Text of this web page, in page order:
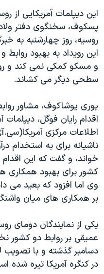
صفحه‌های ویژه
سفر پرزیدنت ترامپ به چین
این دیپلمات آمریکایی از
پسکوف، سخنگوی دفتر
روسیه، روز چهارشنبه به
این رویداد به بهبود
و مسکو کمکی نمی کند و
سطحی دیگر می کشاند.
یوری یوشاکوف، مشاور
اقدام رایان فوگل، دیپلمات
اطلاعات مرکزی
ناشیانه برای به استخدام
خواند، و گفت که این
کشور برای بهبود همکاری
وی اما افزود که بعید می
بر همکاری های میان
یکی از نمایندگان دومای
عمیقی بر روابط دو کشور
دسامبر گذشته و با
در کنگره آمریکا تیره شده